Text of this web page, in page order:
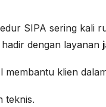
SIPA sering kali
hadir dengan layanan
membantu klien
teknis.